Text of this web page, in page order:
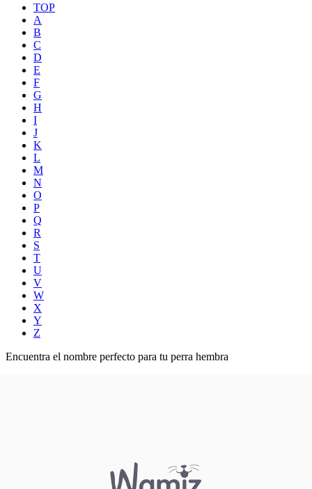
TOP
A
B
C
D
E
F
G
H
I
J
K
L
M
N
O
P
Q
R
S
T
U
V
W
X
Y
Z
Encuentra el nombre perfecto para tu perra hembra